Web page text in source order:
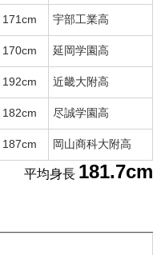
171cm 宇部工業高
170cm 延岡学園高
192cm 近畿大附高
182cm 尽誠学園高
187cm 岡山商科大附高
平均身長 181.7cm